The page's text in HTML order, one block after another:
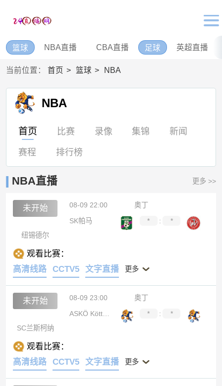
篮球 NBA直播 CBA直播 足球 英超直播
当前位置： 首页 篮球 NBA
NBA
首页 比赛 录像 集锦 新闻
赛程 排行榜
NBA直播 更多 >>
未开始 08-09 22:00
奥丁
SK帕马
* :
*
纽锡德尔
观看比赛：
高清线路
CCTV5 文字直播 更多
未开始 08-09 23:00
奥丁
ASKÖ Köttmannsdorf
* :
*
SC兰斯柯纳
观看比赛：
高清线路
CCTV5 文字直播 更多